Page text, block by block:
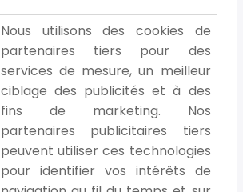
Nous utilisons des cookies de
partenaires tiers pour des
services de mesure, un meilleur
ciblage des publicités et à des
fins de marketing. Nos
partenaires publicitaires tiers
peuvent utiliser ces technologies
pour identifier vos intérêts de